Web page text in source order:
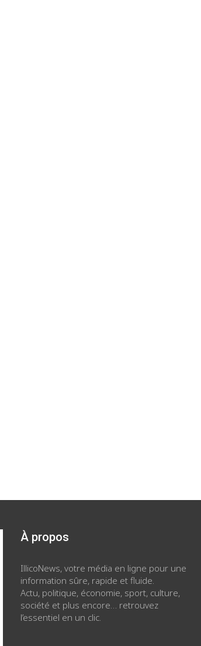
À propos
IllicoNews, votre média en ligne pour une
information sûre, rapide et fluide.
Actu, politique, économie, sport, culture,
société et plus encore… retrouvez
l’essentiel en un clic.